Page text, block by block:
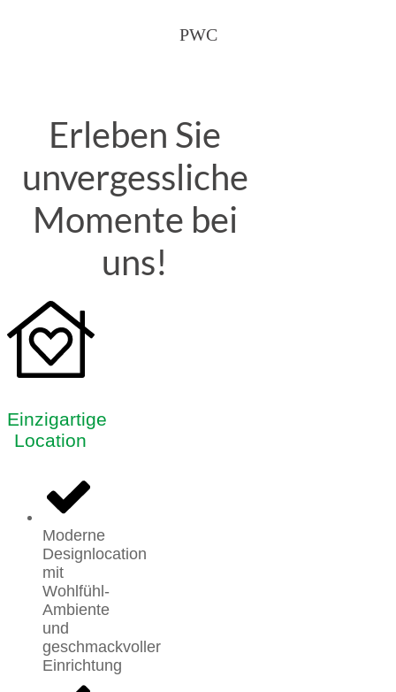
PWC
Erleben Sie
unvergessliche
Momente bei
uns!
Einzigartige
Location
Moderne
Designlocation
mit
Wohlfühl-
Ambiente
und
geschmackvoller
Einrichtung